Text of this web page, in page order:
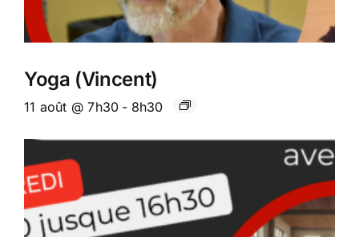
Yoga (Vincent)
11 août @ 7h30 - 8h30